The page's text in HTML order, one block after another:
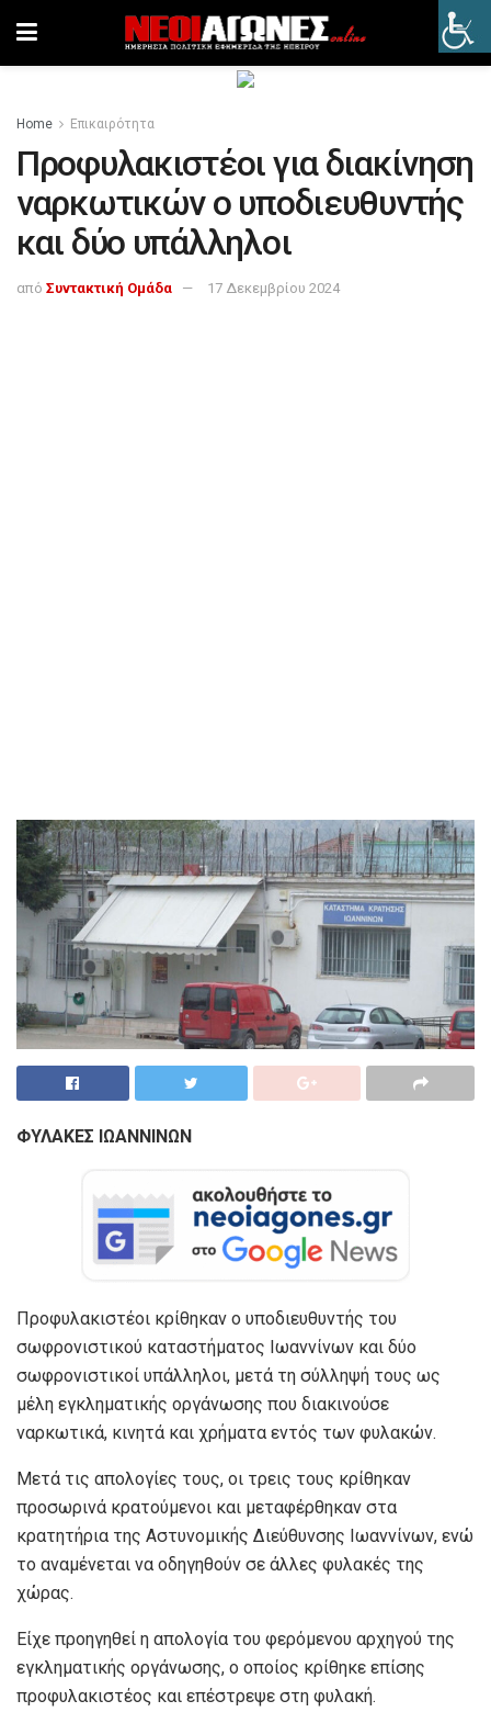
Home Επικαιρότητα
Προφυλακιστέοι για διακίνηση
ναρκωτικών ο υποδιευθυντής
και δύο υπάλληλοι
από Συντακτική Ομάδα 17 Δεκεμβρίου 2024
ΦΥΛΑΚΕΣ ΙΩΑΝΝΙΝΩΝ
Προφυλακιστέοι κρίθηκαν ο υποδιευθυντής του
σωφρονιστικού καταστήματος Ιωαννίνων και δύο
σωφρονιστικοί υπάλληλοι, μετά τη σύλληψή τους ως
μέλη εγκληματικής οργάνωσης που διακινούσε
ναρκωτικά, κινητά και χρήματα εντός των φυλακών.
Μετά τις απολογίες τους, οι τρεις τους κρίθηκαν
προσωρινά κρατούμενοι και μεταφέρθηκαν στα
κρατητήρια της Αστυνομικής Διεύθυνσης Ιωαννίνων, ενώ
το αναμένεται να οδηγηθούν σε άλλες φυλακές της
χώρας.
Είχε προηγηθεί η απολογία του φερόμενου αρχηγού της
εγκληματικής οργάνωσης, ο οποίος κρίθηκε επίσης
προφυλακιστέος και επέστρεψε στη φυλακή.